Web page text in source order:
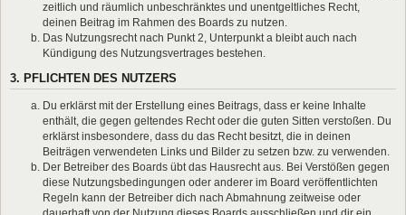
zeitlich und räumlich unbeschränktes und unentgeltliches Recht,
deinen Beitrag im Rahmen des Boards zu nutzen.
Das Nutzungsrecht nach Punkt 2, Unterpunkt a bleibt auch nach
Kündigung des Nutzungsvertrages bestehen.
3. PFLICHTEN DES NUTZERS
Du erklärst mit der Erstellung eines Beitrags, dass er keine Inhalte
enthält, die gegen geltendes Recht oder die guten Sitten verstoßen. Du
erklärst insbesondere, dass du das Recht besitzt, die in deinen
Beiträgen verwendeten Links und Bilder zu setzen bzw. zu verwenden.
Der Betreiber des Boards übt das Hausrecht aus. Bei Verstößen gegen
diese Nutzungsbedingungen oder anderer im Board veröffentlichten
Regeln kann der Betreiber dich nach Abmahnung zeitweise oder